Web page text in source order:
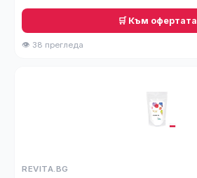
🛒 Към офертата
👁 38 прегледа
REVITA.BG